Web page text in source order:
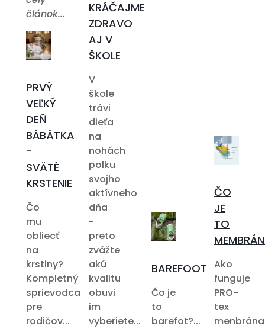
článok...
PRVÝ
VEĽKÝ
DEŇ
BÁBÄTKA
-
SVÄTÉ
KRSTENIE
Čo
mu
obliecť
na
krstiny?
Kompletný
sprievodca
pre
rodičov...
KRÁČAJME
ZDRAVO
AJ V
ŠKOLE
V
škole
trávi
dieťa
na
nohách
polku
svojho
aktívneho
dňa
-
preto
zvážte
akú
kvalitu
obuvi
im
vyberiete...
BAREFOOT
Čo je
to
barefot?...
ČO
JE
TO
Ako
funguje
PRO-
tex